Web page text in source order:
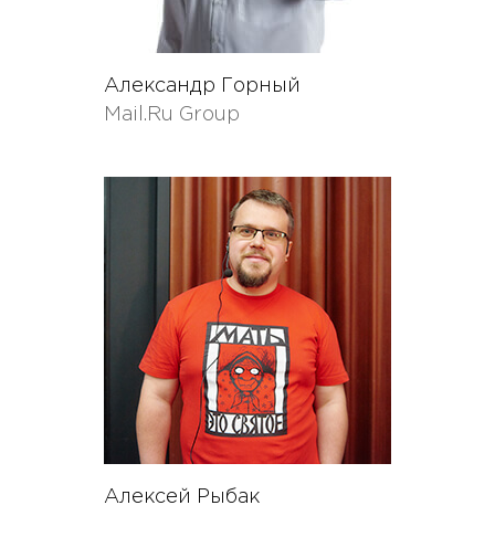
Александр Горный
Mail.Ru Group
Алексей Рыбак